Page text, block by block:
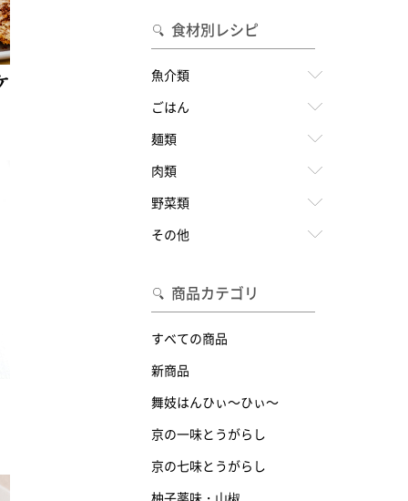
食材別レシピ
魚介類
ごはん
麺類
肉類
野菜類
その他
商品カテゴリ
すべての商品
新商品
舞妓はんひぃ～ひぃ～
京の一味とうがらし
京の七味とうがらし